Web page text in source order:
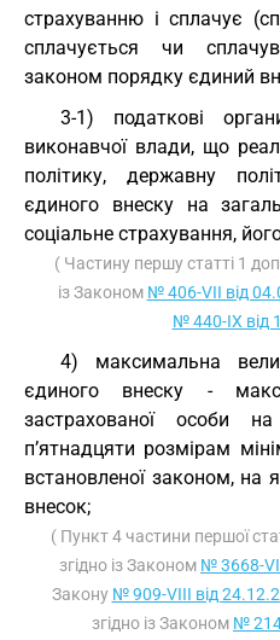
страхуванню і сплачує
сплачується чи
законом порядку єдиний
3-1) податкові
виконавчої влади, що
політику, державну
єдиного внеску на
соціальне страхування,
( Частину першу статті 1
із Законом № 406-VII від
№ 440-IX від
4) максимальна
єдиного внеску -
застрахованої особи
п’ятнадцяти розмірам
встановленої законом, на
внесок;
( Пункт 4 частини першої
згідно із Законом № 3668-VI
Закону № 909-VIII від
згідно із Законом №